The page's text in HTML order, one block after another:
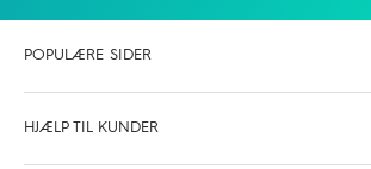
POPULÆRE SIDER
HJÆLP TIL KUNDER